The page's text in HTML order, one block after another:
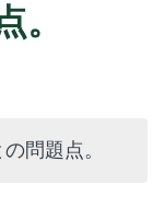
。
問題点。